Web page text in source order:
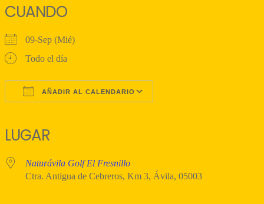
CUANDO
09-Sep (Mié)
Todo el día
AÑADIR AL CALENDARIO
LUGAR
Naturávila Golf El Fresnillo
Ctra. Antigua de Cebreros, Km 3, Ávila, 05003